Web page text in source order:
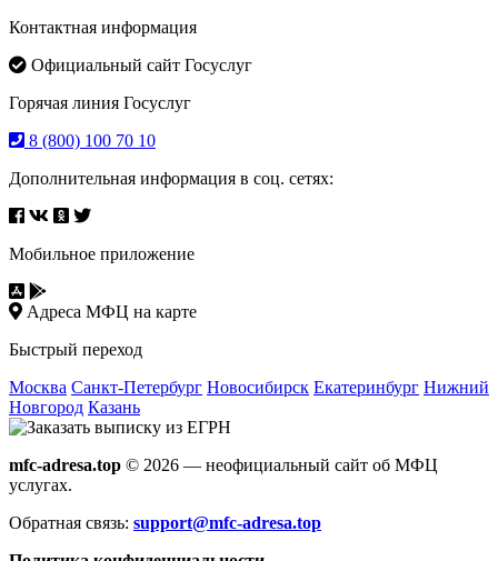
Контактная информация
Официальный сайт Госуслуг
Горячая линия Госуслуг
8 (800) 100 70 10
Дополнительная информация в соц. сетях:
Мобильное приложение
Адреса МФЦ на карте
Быстрый переход
Москва Санкт-Петербург Новосибирск Екатеринбург Нижний
Новгород Казань
mfc-adresa.top © 2026 — неофициальный сайт об МФЦ
услугах.
Обратная связь: support@mfc-adresa.top